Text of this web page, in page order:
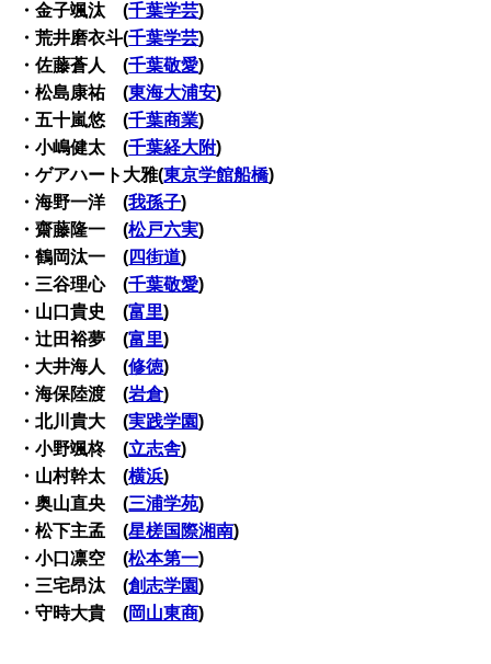
・金子颯汰 (千葉学芸)
・荒井磨衣斗(千葉学芸)
・佐藤蒼人 (千葉敬愛)
・松島康祐 (東海大浦安)
・五十嵐悠 (千葉商業)
・小嶋健太 (千葉経大附)
・ゲアハート大雅(東京学館船橋)
・海野一洋 (我孫子)
・齋藤隆一 (松戸六実)
・鶴岡汰一 (四街道)
・三谷理心 (千葉敬愛)
・山口貴史 (富里)
・辻田裕夢 (富里)
・大井海人 (修徳)
・海保陸渡 (岩倉)
・北川貴大 (実践学園)
・小野颯柊 (立志舎)
・山村幹太 (横浜)
・奥山直央 (三浦学苑)
・松下主孟 (星槎国際湘南)
・小口凛空 (松本第一)
・三宅昂汰 (創志学園)
・守時大貴 (岡山東商)